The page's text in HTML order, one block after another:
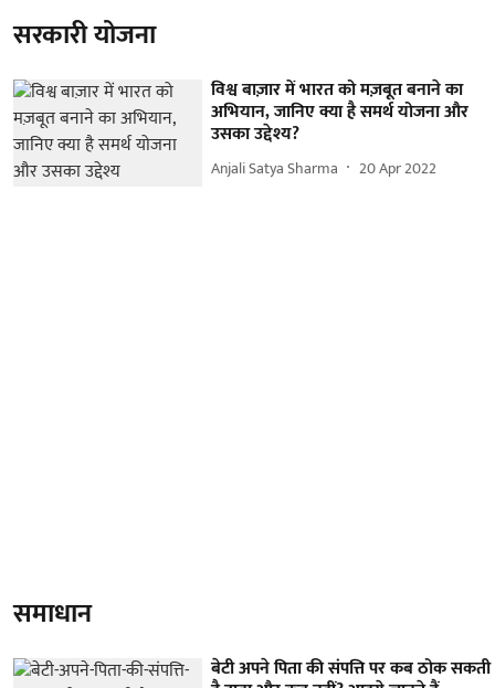
सरकारी योजना
विश्व बाज़ार में भारत को मज़बूत बनाने का
अभियान, जानिए क्या है समर्थ योजना और
उसका उद्देश्य?
Anjali Satya Sharma 20 Apr 2022
समाधान
बेटी अपने पिता की संपत्ति पर कब ठोक सकती